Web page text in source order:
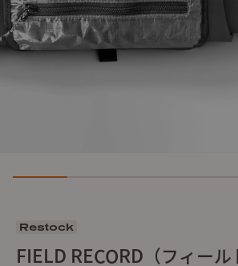
Restock
FIELD RECORD（フィール